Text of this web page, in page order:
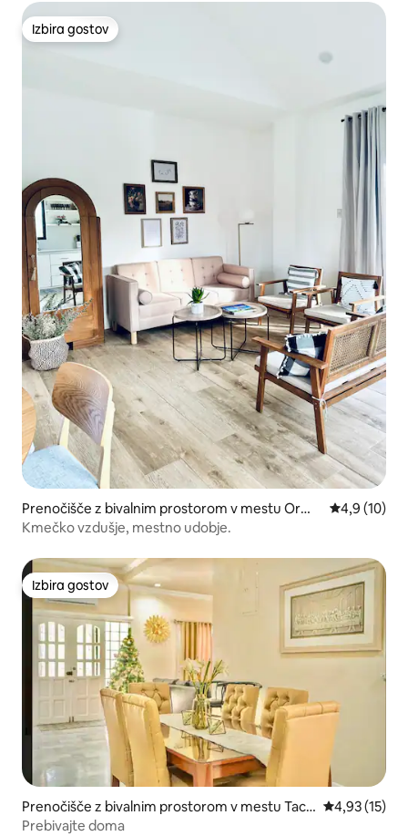
Izbira gostov
Izbira gostov
Prenočišče z bivalnim prostorom v mestu Ormo
c
Povprečna
4,9 (10)
Kmečko vzdušje, mestno udobje.
Izbira gostov
Izbira gostov
Prenočišče z bivalnim prostorom v mestu Tacl
oban City
Povprečna
4,93 (15)
Prebivajte doma